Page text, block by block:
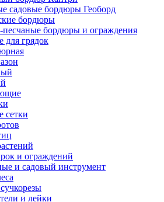
садовые бордюры Геоборд
бордюры
бордюры и ограждения
для грядок
сетки
и ограждений
и садовый инструмент
и лейки